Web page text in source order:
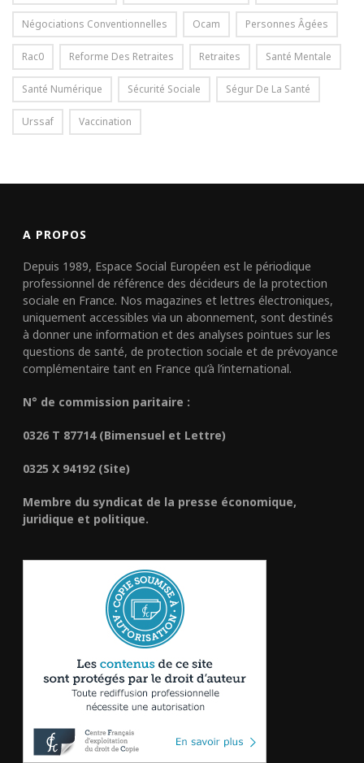
Négociations Conventionnelles Ocam Personnes Âgées
Rac0 Reforme Des Retraites Retraites Santé Mentale
Santé Numérique Sécurité Sociale Ségur De La Santé
Urssaf Vaccination
A PROPOS
Depuis 1989, Espace Social Européen est le périodique
professionnel de référence des décideurs de la protection
sociale en France. Nos magazines et lettres électroniques,
uniquement accessibles via un abonnement, sont destinés
à donner une information et des analyses pointues sur les
questions de santé, de protection sociale et de prévoyance
complémentaire tant en France qu’à l’international.
N° de commission paritaire :
0326 T 87714 (Bimensuel et Lettre)
0325 X 94192 (Site)
Membre du syndicat de la presse économique,
juridique et politique.